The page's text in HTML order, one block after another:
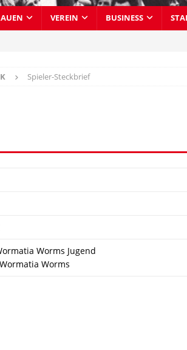
VEREIN BUSINESS
Spieler-Steckbrief
Worms Jugend
Worms